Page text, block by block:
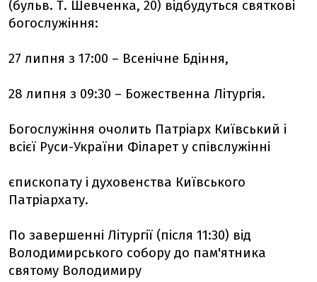
(бульв. Т. Шевченка, 20) відбудуться святкові
богослужіння:
27 липня з 17:00 – Всенічне Бдіння,
28 липня з 09:30 – Божественна Літургія.
Богослужіння очолить Патріарх Київський і
всієї Руси-України Філарет у співслужінні
єпископату і духовенства Київського
Патріархату.
По завершенні Літургії (після 11:30) від
Володимирського собору до пам'ятника
святому Володимиру